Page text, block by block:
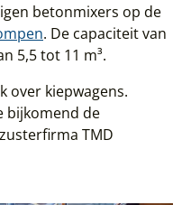
betonmixers op de
. De capaciteit van
5,5 tot 11 m³.
over kiepwagens.
bijkomend de
TMD